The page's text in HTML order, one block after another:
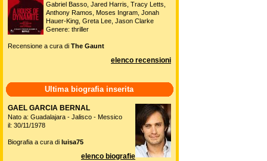
Gabriel Basso, Jared Harris, Tracy Letts,
Anthony Ramos, Moses Ingram, Jonah
Hauer-King, Greta Lee, Jason Clarke
Genere: thriller
Recensione a cura di The Gaunt
elenco recensioni
Ultima biografia inserita
GAEL GARCIA BERNAL
Nato a: Guadalajara - Jalisco - Messico
il: 30/11/1978
Biografia a cura di luisa75
elenco biografie